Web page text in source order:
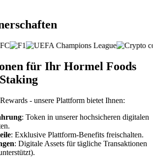
für Ihr Hormel Foods
- unsere Plattform bietet Ihnen:
: Token in unserer hochsicheren digitalen
: Exklusive Plattform-Benefits freischalten.
: Digitale Assets für tägliche Transaktionen